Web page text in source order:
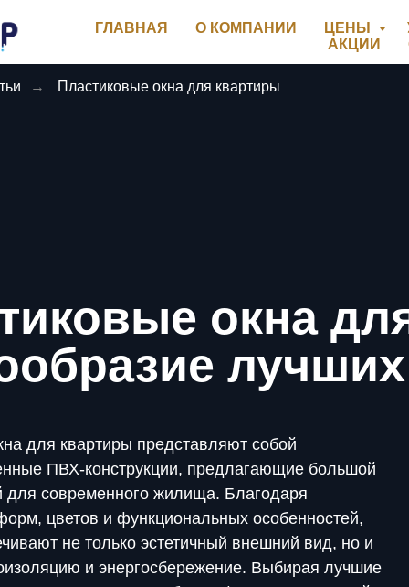
ГЛАВНАЯ О КОМПАНИИ ЦЕНЫ
АКЦИИ
→ Пластиковые окна для квартиры
для квартиры представляют собой
ПВХ-конструкции, предлагающие большой
для современного жилища. Благодаря
цветов и функциональных особенностей,
не только эстетичный внешний вид, но и
и энергосбережение. Выбирая лучшие
окна